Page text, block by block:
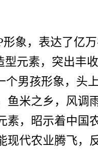
象，表达了亿
元素，突出丰
男孩形象，头
米之乡，风调
，昭示着中国
代农业腾飞，